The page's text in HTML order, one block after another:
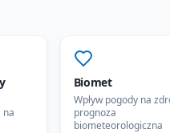
na
Biomet
Wpływ pogody na
prognoza
biometeorologiczna